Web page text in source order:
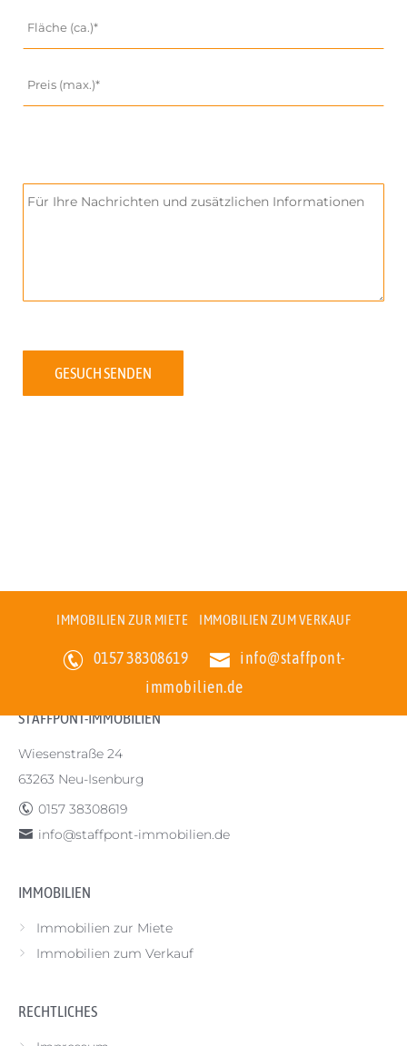
GESUCH SENDEN
IMMOBILIEN ZUR MIETE IMMOBILIEN ZUM VERKAUF
0157 38308619
info@staffpont-
immobilien.de
1-Zimmer Wohnung in Frankfurt Dornbusch
STAFFPONT-IMMOBILIEN
Wiesenstraße 24
63263 Neu-Isenburg
0157 38308619
info@staffpont-immobilien.de
IMMOBILIEN
Immobilien zur Miete
Immobilien zum Verkauf
RECHTLICHES